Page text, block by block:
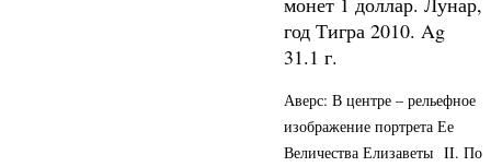
год Тигра 2010. Ag
31.1 г.
Аверс: В центре – рельефное
изображение портрета Ее
Величества Елизаветы II. По